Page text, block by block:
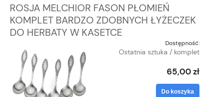
ROSJA MELCHIOR FASON PŁOMIEŃ
KOMPLET BARDZO ZDOBNYCH ŁYŻECZEK
DO HERBATY W KASETCE
Dostępność:
Ostatnia sztuka / komplet
65,00 zł
Do koszyka